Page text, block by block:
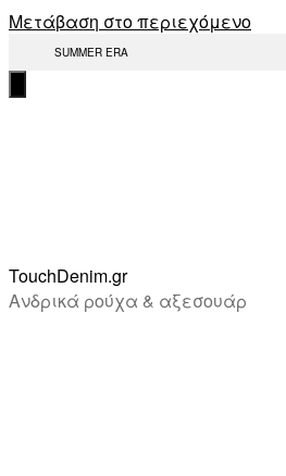
Μετάβαση στο περιεχόμενο
SUMMER ERA
TouchDenim.gr
Ανδρικά ρούχα & αξεσουάρ